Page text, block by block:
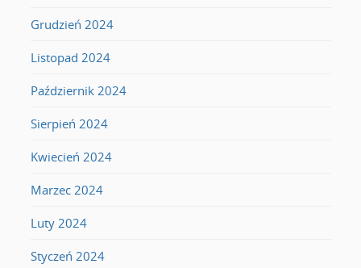
Grudzień 2024
Listopad 2024
Październik 2024
Sierpień 2024
Kwiecień 2024
Marzec 2024
Luty 2024
Styczeń 2024